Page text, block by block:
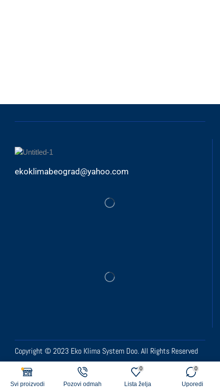
ekoklimabeograd@yahoo.com
Copyright © 2023 Eko Klima System Doo. All Rights Reserved
Svi proizvodi Pozovi odmah
0
Lista želja
0
Uporedi